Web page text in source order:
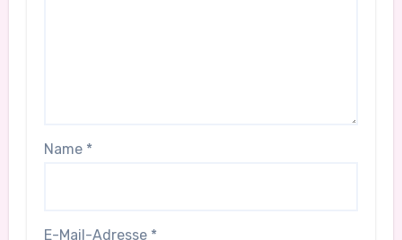
Name *
E-Mail-Adresse *